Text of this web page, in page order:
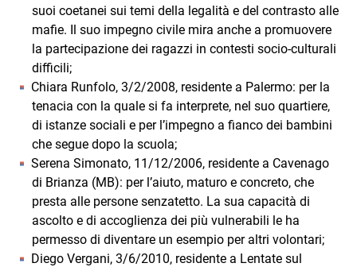
suoi coetanei sui temi della legalità e del contrasto alle
mafie. Il suo impegno civile mira anche a promuovere
la partecipazione dei ragazzi in contesti socio-culturali
difficili;
Chiara Runfolo, 3/2/2008, residente a Palermo: per la
tenacia con la quale si fa interprete, nel suo quartiere,
di istanze sociali e per l’impegno a fianco dei bambini
che segue dopo la scuola;
Serena Simonato, 11/12/2006, residente a Cavenago
di Brianza (MB): per l’aiuto, maturo e concreto, che
presta alle persone senzatetto. La sua capacità di
ascolto e di accoglienza dei più vulnerabili le ha
permesso di diventare un esempio per altri volontari;
Diego Vergani, 3/6/2010, residente a Lentate sul